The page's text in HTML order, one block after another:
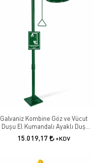
Galvaniz Kombine Göz ve Vücut
Duşu El Kumandalı Ayaklı Duş
Sistemi
15.019,17 +KDV